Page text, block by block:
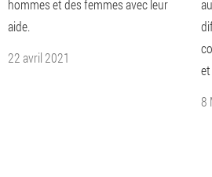
hommes et des femmes avec leur
aide.
22 avril 2021
8